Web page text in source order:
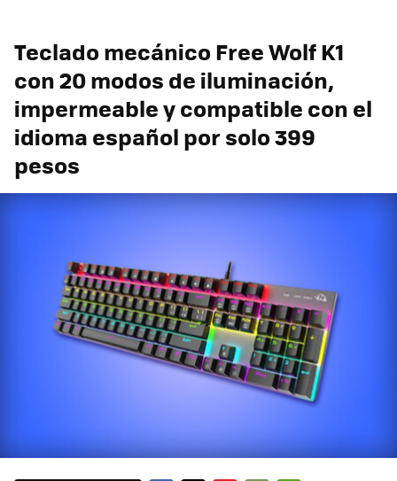
Teclado mecánico Free Wolf K1
con 20 modos de iluminación,
impermeable y compatible con el
idioma español por solo 399
pesos